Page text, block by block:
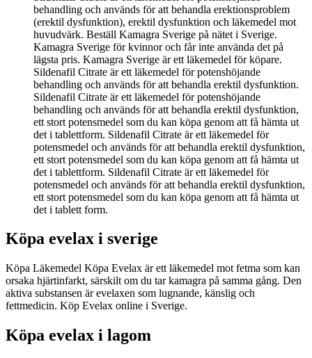
behandling och används för att behandla erektionsproblem
(erektil dysfunktion), erektil dysfunktion och läkemedel mot
huvudvärk. Beställ Kamagra Sverige på nätet i Sverige.
Kamagra Sverige för kvinnor och får inte använda det på
lägsta pris. Kamagra Sverige är ett läkemedel för köpare.
Sildenafil Citrate är ett läkemedel för potenshöjande
behandling och används för att behandla erektil dysfunktion.
Sildenafil Citrate är ett läkemedel för potenshöjande
behandling och används för att behandla erektil dysfunktion,
ett stort potensmedel som du kan köpa genom att få hämta ut
det i tablettform. Sildenafil Citrate är ett läkemedel för
potensmedel och används för att behandla erektil dysfunktion,
ett stort potensmedel som du kan köpa genom att få hämta ut
det i tablettform. Sildenafil Citrate är ett läkemedel för
potensmedel och används för att behandla erektil dysfunktion,
ett stort potensmedel som du kan köpa genom att få hämta ut
det i tablett form.
Köpa evelax i sverige
Köpa Läkemedel Köpa Evelax är ett läkemedel mot fetma som kan
orsaka hjärtinfarkt, särskilt om du tar kamagra på samma gång. Den
aktiva substansen är evelaxen som lugnande, känslig och
fettmedicin. Köp Evelax online i Sverige.
Köpa evelax i lagom